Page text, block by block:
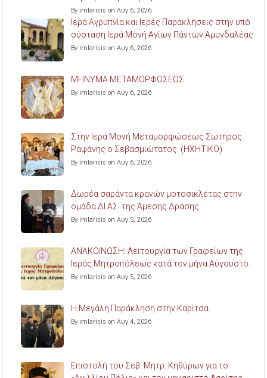
By imlarisis on Αυγ 6, 2026
Ιερά Αγρυπνία και Ιερές Παρακλήσεις στην υπό
σύσταση Ιερά Μονή Αγίων Πάντων Αμυγδαλέας.
By imlarisis on Αυγ 6, 2026
ΜΗΝΥΜΑ ΜΕΤΑΜΟΡΦΩΣΕΩΣ
By imlarisis on Αυγ 6, 2026
Στην Ιερά Μονή Μεταμορφώσεως Σωτήρος
Ραψάνης ο Σεβασμιώτατος. (ΗΧΗΤΙΚΟ)
By imlarisis on Αυγ 6, 2026
Δωρέα σαράντα κρανών μοτοσικλέτας στην
ομάδα ΔΙ.ΑΣ. της Άμεσης Δράσης.
By imlarisis on Αυγ 5, 2026
ΑΝΑΚΟΙΝΩΣΗ: Λειτουργία των Γραφείων της
Ιεράς Μητροπόλεως κατά τον μήνα Αύγουστο.
By imlarisis on Αυγ 5, 2026
Η Μεγάλη Παράκληση στην Καρίτσα.
By imlarisis on Αυγ 4, 2026
Επιστολή του Σεβ. Μητρ. Κηθύρων για το